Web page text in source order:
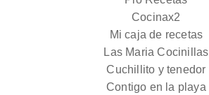
Cocinax2
Mi caja de recetas
Las Maria Cocinillas
Cuchillito y tenedor
Contigo en la playa